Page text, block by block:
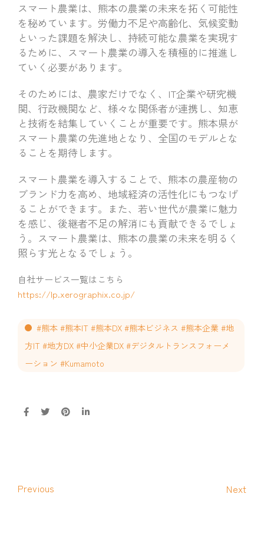
スマート農業は、熊本の農業の未来を拓く可能性
を秘めています。労働力不足や高齢化、気候変動
といった課題を解決し、持続可能な農業を実現す
るために、スマート農業の導入を積極的に推進し
ていく必要があります。
そのためには、農家だけでなく、IT企業や研究機
関、行政機関など、様々な関係者が連携し、知恵
と技術を結集していくことが重要です。熊本県が
スマート農業の先進地となり、全国のモデルとな
ることを期待します。
スマート農業を導入することで、熊本の農産物の
ブランド力を高め、地域経済の活性化にもつなげ
ることができます。また、若い世代が農業に魅力
を感じ、後継者不足の解消にも貢献できるでしょ
う。スマート農業は、熊本の農業の未来を明るく
照らす光となるでしょう。
自社サービス一覧はこちら
https://lp.xerographix.co.jp/
#熊本 #熊本IT #熊本DX #熊本ビジネス #熊本企業 #地
方IT #地方DX #中小企業DX #デジタルトランスフォーメ
ーション #Kumamoto
Previous Next